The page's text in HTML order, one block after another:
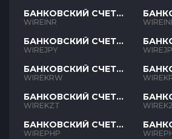
БАНКОВСКИЙ СЧЕТ
INR
WIREINR
БАНКОВСКИЙ СЧЕТ
JPY
WIREJPY
БАНКОВСКИЙ СЧЕТ
KRW
WIREKRW
БАНКОВСКИЙ СЧЕТ
KZT
WIREKZT
БАНКОВСКИЙ СЧЕТ
PHP
WIREPHP
INR
JPY
KRW
KZT
PHP